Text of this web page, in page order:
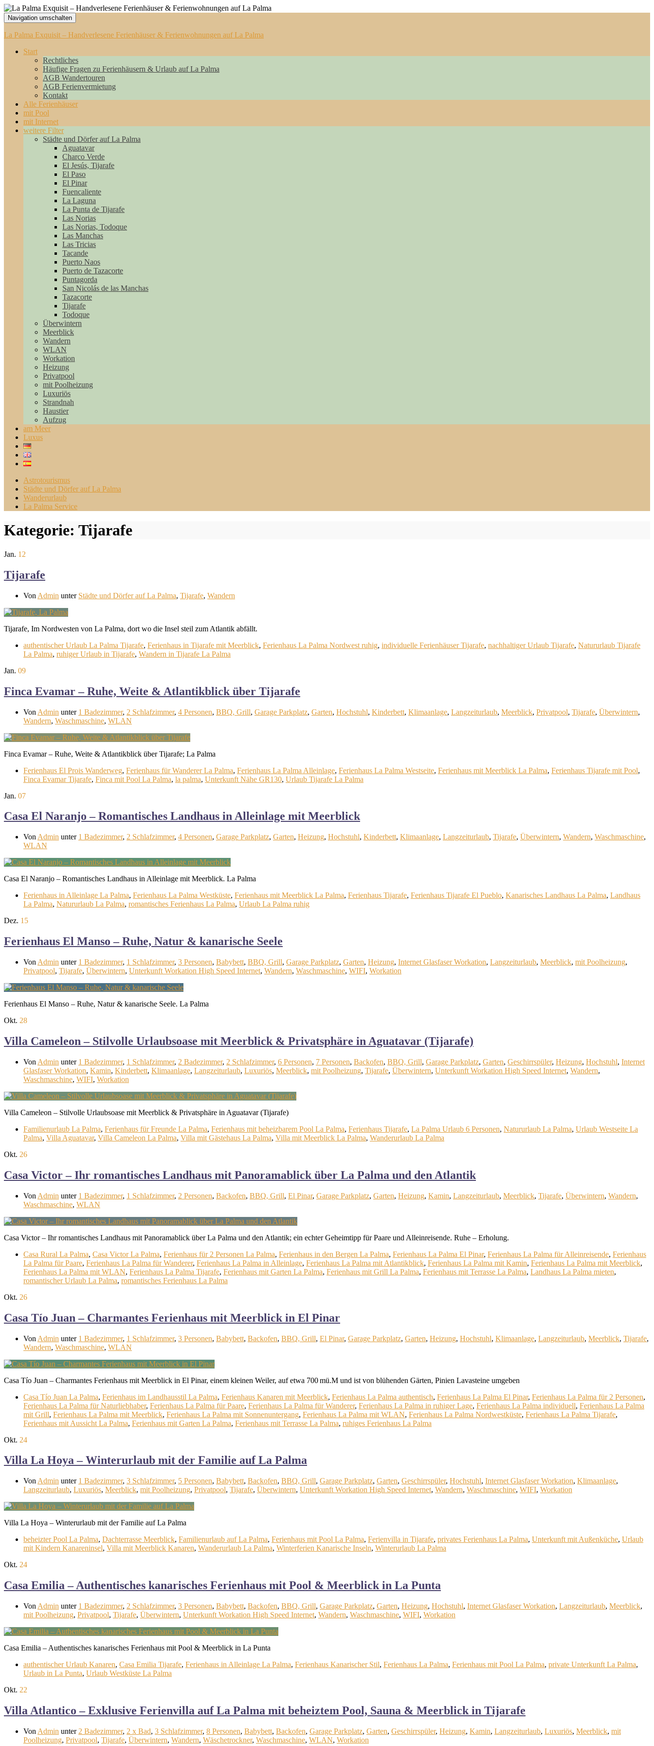
Navigation umschalten
La Palma Exquisit – Handverlesene Ferienhäuser & Ferienwohnungen auf La Palma
Start
Rechtliches
Häufige Fragen zu Ferienhäusern & Urlaub auf La Palma
AGB Wandertouren
AGB Ferienvermietung
Kontakt
Alle Ferienhäuser
mit Pool
mit Internet
weitere Filter
Städte und Dörfer auf La Palma
Aguatavar
Charco Verde
El Jesús, Tijarafe
El Paso
El Pinar
Fuencaliente
La Laguna
La Punta de Tijarafe
Las Norias
Las Norias, Todoque
Las Manchas
Las Tricias
Tacande
Puerto Naos
Puerto de Tazacorte
Puntagorda
San Nicolás de las Manchas
Tazacorte
Tijarafe
Todoque
Überwintern
Meerblick
Wandern
WLAN
Workation
Heizung
Privatpool
mit Poolheizung
Luxuriös
Strandnah
Haustier
Aufzug
am Meer
Luxus
Astrotourismus
Städte und Dörfer auf La Palma
Wanderurlaub
La Palma Service
Kategorie: Tijarafe
Jan. 12
Tijarafe
Von Admin unter Städte und Dörfer auf La Palma, Tijarafe, Wandern
Tijarafe, Im Nordwesten von La Palma, dort wo die Insel steil zum Atlantik abfällt.
authentischer Urlaub La Palma Tijarafe, Ferienhaus in Tijarafe mit Meerblick, Ferienhaus La Palma Nordwest ruhig, individuelle Ferienhäuser Tijarafe, nachhaltiger Urlaub Tijarafe, Natururlaub Tijarafe
La Palma, ruhiger Urlaub in Tijarafe, Wandern in Tijarafe La Palma
Jan. 09
Finca Evamar – Ruhe, Weite & Atlantikblick über Tijarafe
Von Admin unter 1 Badezimmer, 2 Schlafzimmer, 4 Personen, BBQ, Grill, Garage Parkplatz, Garten, Hochstuhl, Kinderbett, Klimaanlage, Langzeiturlaub, Meerblick, Privatpool, Tijarafe, Überwintern,
Wandern, Waschmaschine, WLAN
Finca Evamar – Ruhe, Weite & Atlantikblick über Tijarafe; La Palma
Ferienhaus El Prois Wanderweg, Ferienhaus für Wanderer La Palma, Ferienhaus La Palma Alleinlage, Ferienhaus La Palma Westseite, Ferienhaus mit Meerblick La Palma, Ferienhaus Tijarafe mit Pool,
Finca Evamar Tijarafe, Finca mit Pool La Palma, la palma, Unterkunft Nähe GR130, Urlaub Tijarafe La Palma
Jan. 07
Casa El Naranjo – Romantisches Landhaus in Alleinlage mit Meerblick
Von Admin unter 1 Badezimmer, 2 Schlafzimmer, 4 Personen, Garage Parkplatz, Garten, Heizung, Hochstuhl, Kinderbett, Klimaanlage, Langzeiturlaub, Tijarafe, Überwintern, Wandern, Waschmaschine,
WLAN
Casa El Naranjo – Romantisches Landhaus in Alleinlage mit Meerblick. La Palma
Ferienhaus in Alleinlage La Palma, Ferienhaus La Palma Westküste, Ferienhaus mit Meerblick La Palma, Ferienhaus Tijarafe, Ferienhaus Tijarafe El Pueblo, Kanarisches Landhaus La Palma, Landhaus
La Palma, Natururlaub La Palma, romantisches Ferienhaus La Palma, Urlaub La Palma ruhig
Dez. 15
Ferienhaus El Manso – Ruhe, Natur & kanarische Seele
Von Admin unter 1 Badezimmer, 1 Schlafzimmer, 3 Personen, Babybett, BBQ, Grill, Garage Parkplatz, Garten, Heizung, Internet Glasfaser Workation, Langzeiturlaub, Meerblick, mit Poolheizung,
Privatpool, Tijarafe, Überwintern, Unterkunft Workation High Speed Internet, Wandern, Waschmaschine, WIFI, Workation
Ferienhaus El Manso – Ruhe, Natur & kanarische Seele. La Palma
Okt. 28
Villa Cameleon – Stilvolle Urlaubsoase mit Meerblick & Privatsphäre in Aguatavar (Tijarafe)
Von Admin unter 1 Badezimmer, 1 Schlafzimmer, 2 Badezimmer, 2 Schlafzimmer, 6 Personen, 7 Personen, Backofen, BBQ, Grill, Garage Parkplatz, Garten, Geschirrspüler, Heizung, Hochstuhl, Internet
Glasfaser Workation, Kamin, Kinderbett, Klimaanlage, Langzeiturlaub, Luxuriös, Meerblick, mit Poolheizung, Tijarafe, Überwintern, Unterkunft Workation High Speed Internet, Wandern,
Waschmaschine, WIFI, Workation
Villa Cameleon – Stilvolle Urlaubsoase mit Meerblick & Privatsphäre in Aguatavar (Tijarafe)
Familienurlaub La Palma, Ferienhaus für Freunde La Palma, Ferienhaus mit beheizbarem Pool La Palma, Ferienhaus Tijarafe, La Palma Urlaub 6 Personen, Natururlaub La Palma, Urlaub Westseite La
Palma, Villa Aguatavar, Villa Cameleon La Palma, Villa mit Gästehaus La Palma, Villa mit Meerblick La Palma, Wanderurlaub La Palma
Okt. 26
Casa Victor – Ihr romantisches Landhaus mit Panoramablick über La Palma und den Atlantik
Von Admin unter 1 Badezimmer, 1 Schlafzimmer, 2 Personen, Backofen, BBQ, Grill, El Pinar, Garage Parkplatz, Garten, Heizung, Kamin, Langzeiturlaub, Meerblick, Tijarafe, Überwintern, Wandern,
Waschmaschine, WLAN
Casa Victor – Ihr romantisches Landhaus mit Panoramablick über La Palma und den Atlantik; ein echter Geheimtipp für Paare und Alleinreisende. Ruhe – Erholung.
Casa Rural La Palma, Casa Victor La Palma, Ferienhaus für 2 Personen La Palma, Ferienhaus in den Bergen La Palma, Ferienhaus La Palma El Pinar, Ferienhaus La Palma für Alleinreisende, Ferienhaus
La Palma für Paare, Ferienhaus La Palma für Wanderer, Ferienhaus La Palma in Alleinlage, Ferienhaus La Palma mit Atlantikblick, Ferienhaus La Palma mit Kamin, Ferienhaus La Palma mit Meerblick,
Ferienhaus La Palma mit WLAN, Ferienhaus La Palma Tijarafe, Ferienhaus mit Garten La Palma, Ferienhaus mit Grill La Palma, Ferienhaus mit Terrasse La Palma, Landhaus La Palma mieten,
romantischer Urlaub La Palma, romantisches Ferienhaus La Palma
Okt. 26
Casa Tío Juan – Charmantes Ferienhaus mit Meerblick in El Pinar
Von Admin unter 1 Badezimmer, 1 Schlafzimmer, 3 Personen, Babybett, Backofen, BBQ, Grill, El Pinar, Garage Parkplatz, Garten, Heizung, Hochstuhl, Klimaanlage, Langzeiturlaub, Meerblick, Tijarafe,
Wandern, Waschmaschine, WLAN
Casa Tío Juan – Charmantes Ferienhaus mit Meerblick in El Pinar, einem kleinen Weiler, auf etwa 700 mü.M und ist von blühenden Gärten, Pinien Lavasteine umgeben
Casa Tío Juan La Palma, Ferienhaus im Landhausstil La Palma, Ferienhaus Kanaren mit Meerblick, Ferienhaus La Palma authentisch, Ferienhaus La Palma El Pinar, Ferienhaus La Palma für 2 Personen,
Ferienhaus La Palma für Naturliebhaber, Ferienhaus La Palma für Paare, Ferienhaus La Palma für Wanderer, Ferienhaus La Palma in ruhiger Lage, Ferienhaus La Palma individuell, Ferienhaus La Palma
mit Grill, Ferienhaus La Palma mit Meerblick, Ferienhaus La Palma mit Sonnenuntergang, Ferienhaus La Palma mit WLAN, Ferienhaus La Palma Nordwestküste, Ferienhaus La Palma Tijarafe,
Ferienhaus mit Aussicht La Palma, Ferienhaus mit Garten La Palma, Ferienhaus mit Terrasse La Palma, ruhiges Ferienhaus La Palma
Okt. 24
Villa La Hoya – Winterurlaub mit der Familie auf La Palma
Von Admin unter 1 Badezimmer, 3 Schlafzimmer, 5 Personen, Babybett, Backofen, BBQ, Grill, Garage Parkplatz, Garten, Geschirrspüler, Hochstuhl, Internet Glasfaser Workation, Klimaanlage,
Langzeiturlaub, Luxuriös, Meerblick, mit Poolheizung, Privatpool, Tijarafe, Überwintern, Unterkunft Workation High Speed Internet, Wandern, Waschmaschine, WIFI, Workation
Villa La Hoya – Winterurlaub mit der Familie auf La Palma
beheizter Pool La Palma, Dachterrasse Meerblick, Familienurlaub auf La Palma, Ferienhaus mit Pool La Palma, Ferienvilla in Tijarafe, privates Ferienhaus La Palma, Unterkunft mit Außenküche, Urlaub
mit Kindern Kanareninsel, Villa mit Meerblick Kanaren, Wanderurlaub La Palma, Winterferien Kanarische Inseln, Winterurlaub La Palma
Okt. 24
Casa Emilia – Authentisches kanarisches Ferienhaus mit Pool & Meerblick in La Punta
Von Admin unter 1 Badezimmer, 2 Schlafzimmer, 3 Personen, Babybett, Backofen, BBQ, Grill, Garage Parkplatz, Garten, Heizung, Hochstuhl, Internet Glasfaser Workation, Langzeiturlaub, Meerblick,
mit Poolheizung, Privatpool, Tijarafe, Überwintern, Unterkunft Workation High Speed Internet, Wandern, Waschmaschine, WIFI, Workation
Casa Emilia – Authentisches kanarisches Ferienhaus mit Pool & Meerblick in La Punta
authentischer Urlaub Kanaren, Casa Emilia Tijarafe, Ferienhaus in Alleinlage La Palma, Ferienhaus Kanarischer Stil, Ferienhaus La Palma, Ferienhaus mit Pool La Palma, private Unterkunft La Palma,
Urlaub in La Punta, Urlaub Westküste La Palma
Okt. 22
Villa Atlantico – Exklusive Ferienvilla auf La Palma mit beheiztem Pool, Sauna & Meerblick in Tijarafe
Von Admin unter 2 Badezimmer, 2 x Bad, 3 Schlafzimmer, 8 Personen, Babybett, Backofen, Garage Parkplatz, Garten, Geschirrspüler, Heizung, Kamin, Langzeiturlaub, Luxuriös, Meerblick, mit
Poolheizung, Privatpool, Tijarafe, Überwintern, Wandern, Wäschetrockner, Waschmaschine, WLAN, Workation